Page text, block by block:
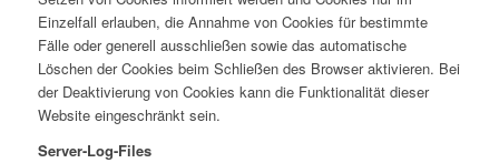
Einzelfall erlauben, die Annahme von Cookies für bestimmte
Fälle oder generell ausschließen sowie das automatische
Löschen der Cookies beim Schließen des Browser aktivieren. Bei
der Deaktivierung von Cookies kann die Funktionalität dieser
Website eingeschränkt sein.
Server-Log-Files